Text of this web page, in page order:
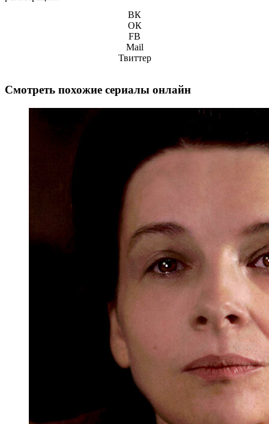
ВК
ОК
FB
Mail
Твиттер
Смотреть похожие сериалы онлайн